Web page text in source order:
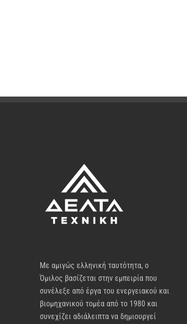
Με αμιγώς ελληνική ταυτότητα, ο
Όμιλος βασίζεται στην εμπειρία που
συνέλεξε από έργα του ενεργειακού και
βιομηχανικού τομέα από το 1980 και
συνεχίζει αδιάλειπτα να δημιουργεί